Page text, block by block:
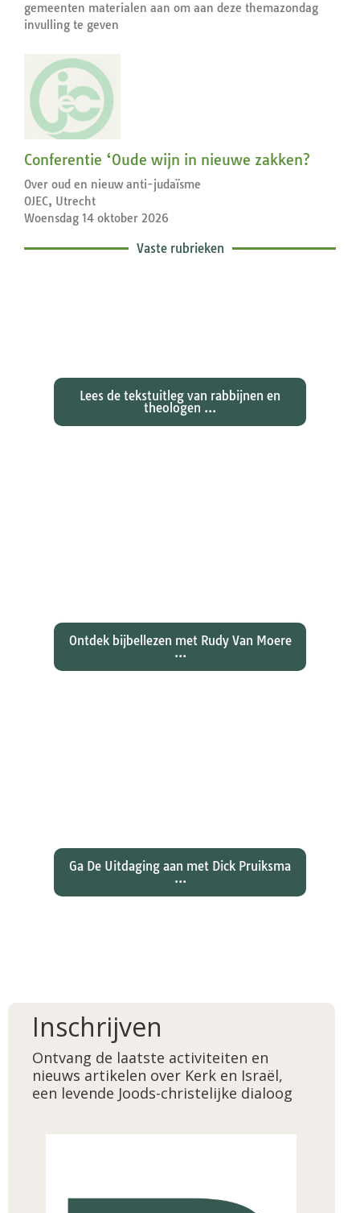
gemeenten materialen aan om aan deze themazondag
invulling te geven
Conferentie ‘Oude wijn in nieuwe zakken?
Over oud en nieuw anti-judaïsme
OJEC, Utrecht
Woensdag 14 oktober 2026
Vaste rubrieken
Lees de tekstuitleg van rabbijnen en
theologen ...
Ontdek bijbellezen met Rudy Van Moere
...
Ga De Uitdaging aan met Dick Pruiksma
...
Inschrijven
Ontvang de laatste activiteiten en
nieuws artikelen over Kerk en Israël,
een levende Joods-christelijke dialoog